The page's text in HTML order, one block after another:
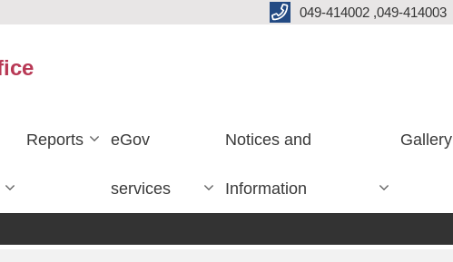
049-414002 ,049-414003
Reports eGov
services
Notices and
Information
Gallery